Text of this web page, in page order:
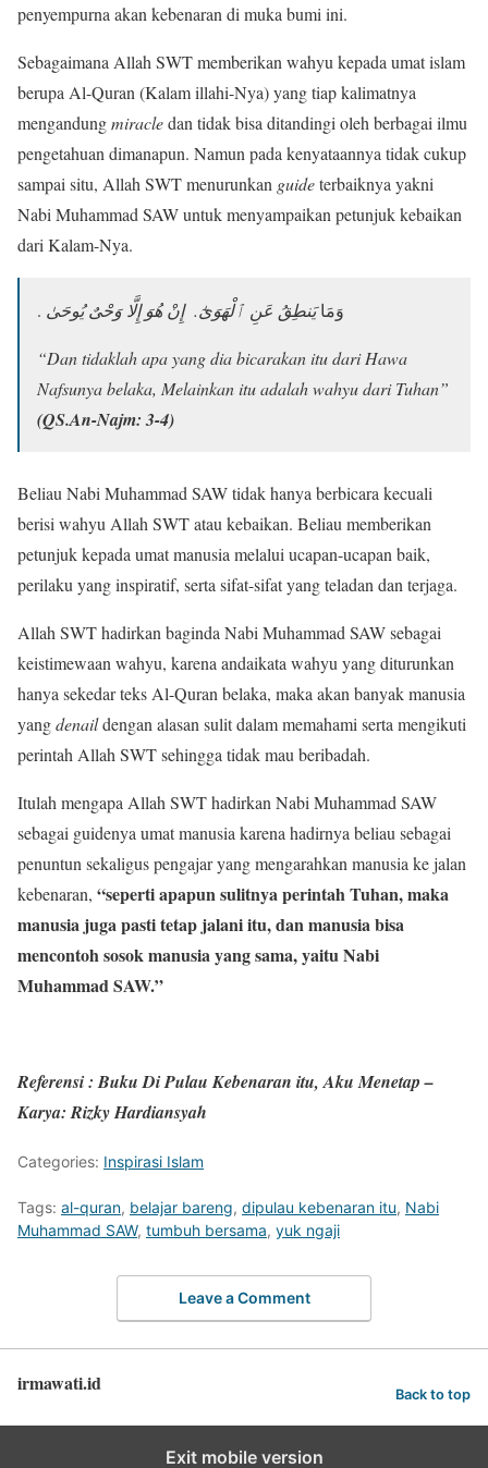
penyempurna akan kebenaran di muka bumi ini.
Sebagaimana Allah SWT memberikan wahyu kepada umat islam
berupa Al-Quran (Kalam illahi-Nya) yang tiap kalimatnya
mengandungmiracledan tidak bisa ditandingi oleh berbagai ilmu
pengetahuan dimanapun. Namun pada kenyataannya tidak cukup
sampai situ, Allah SWT menurunkan guideterbaiknya yakni
Nabi Muhammad SAW untuk menyampaikan petunjuk kebaikan
dari Kalam-Nya.
. وَمَايَنطِقُ عَنِ ٱلْهَوَىٰٓ. إِنْ هُوَ إِلَّا وَحْىٌ يُوحَىٰ
“Dan tidaklah apa yang dia bicarakan itu dari Hawa
Nafsunya belaka, Melainkan itu adalah wahyu dari Tuhan”
(QS.An-Najm: 3-4)
Beliau Nabi Muhammad SAW tidak hanya berbicara kecuali
berisi wahyu Allah SWT atau kebaikan. Beliau memberikan
petunjuk kepada umat manusia melalui ucapan-ucapan baik,
perilaku yang inspiratif, serta sifat-sifat yang teladan dan terjaga.
Allah SWT hadirkan baginda Nabi Muhammad SAW sebagai
keistimewaan wahyu, karena andaikata wahyu yang diturunkan
hanya sekedar teks Al-Quran belaka, maka akan banyak manusia
yangdenaildengan alasan sulit dalam memahami serta mengikuti
perintah Allah SWT sehingga tidak mau beribadah.
Itulah mengapa Allah SWT hadirkan Nabi Muhammad SAW
sebagai guidenya umat manusia karena hadirnya beliau sebagai
penuntun sekaligus pengajar yang mengarahkan manusia ke jalan
kebenaran, “seperti apapun sulitnya perintah Tuhan, maka
manusia juga pasti tetap jalani itu, dan manusia bisa
mencontoh sosok manusia yang sama, yaitu Nabi
Muhammad SAW.”
Referensi : Buku Di Pulau Kebenaran itu, Aku Menetap –
Karya: Rizky Hardiansyah
Categories: Inspirasi Islam
Tags: al-quran, belajar bareng, dipulau kebenaran itu, Nabi
Muhammad SAW, tumbuh bersama, yuk ngaji
Leave a Comment
irmawati.id Back to top
Exit mobile version